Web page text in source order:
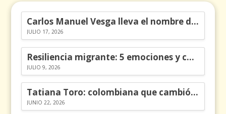
Carlos Manuel Vesga lleva el nombre de Colombia a los Emmy
JULIO 17, 2026
Resiliencia migrante: 5 emociones y cómo gestionarlas
JULIO 9, 2026
Tatiana Toro: colombiana que cambió la historia de las matemáticas
JUNIO 22, 2026